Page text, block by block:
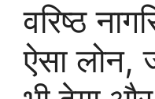
वरिष्ठ
ऐसा लोन,